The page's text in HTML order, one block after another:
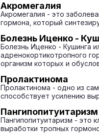
Акромегалия
Акромегалия - это
гормона, который
Болезнь Иценко -
Болезнь Иценко - Кушинга
адренокортикотропного
организм которых и
Пролактинома
Пролактинома - одно из
способствует усилению
Пангипопитуитаризм
Пангипопитуитаризм - это
выработки тропных